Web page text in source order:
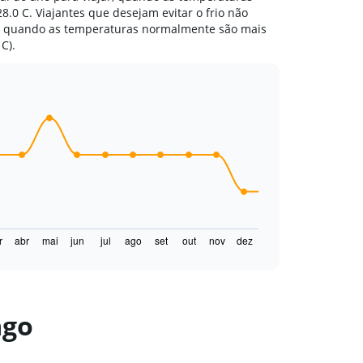
C. Viajantes que desejam evitar o frio não
as temperaturas normalmente são mais
abr mai jun jul ago set out nov dez